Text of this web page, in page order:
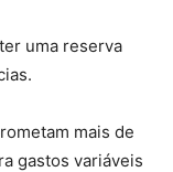
uma reserva
mais de
gastos variáveis